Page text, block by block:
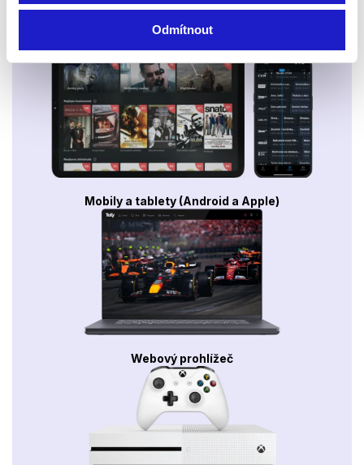
Odmítnout
Smart TV - Android, Google, Samsung, LG, VIDAA
Mobily a tablety (Android a Apple)
Webový prohlížeč